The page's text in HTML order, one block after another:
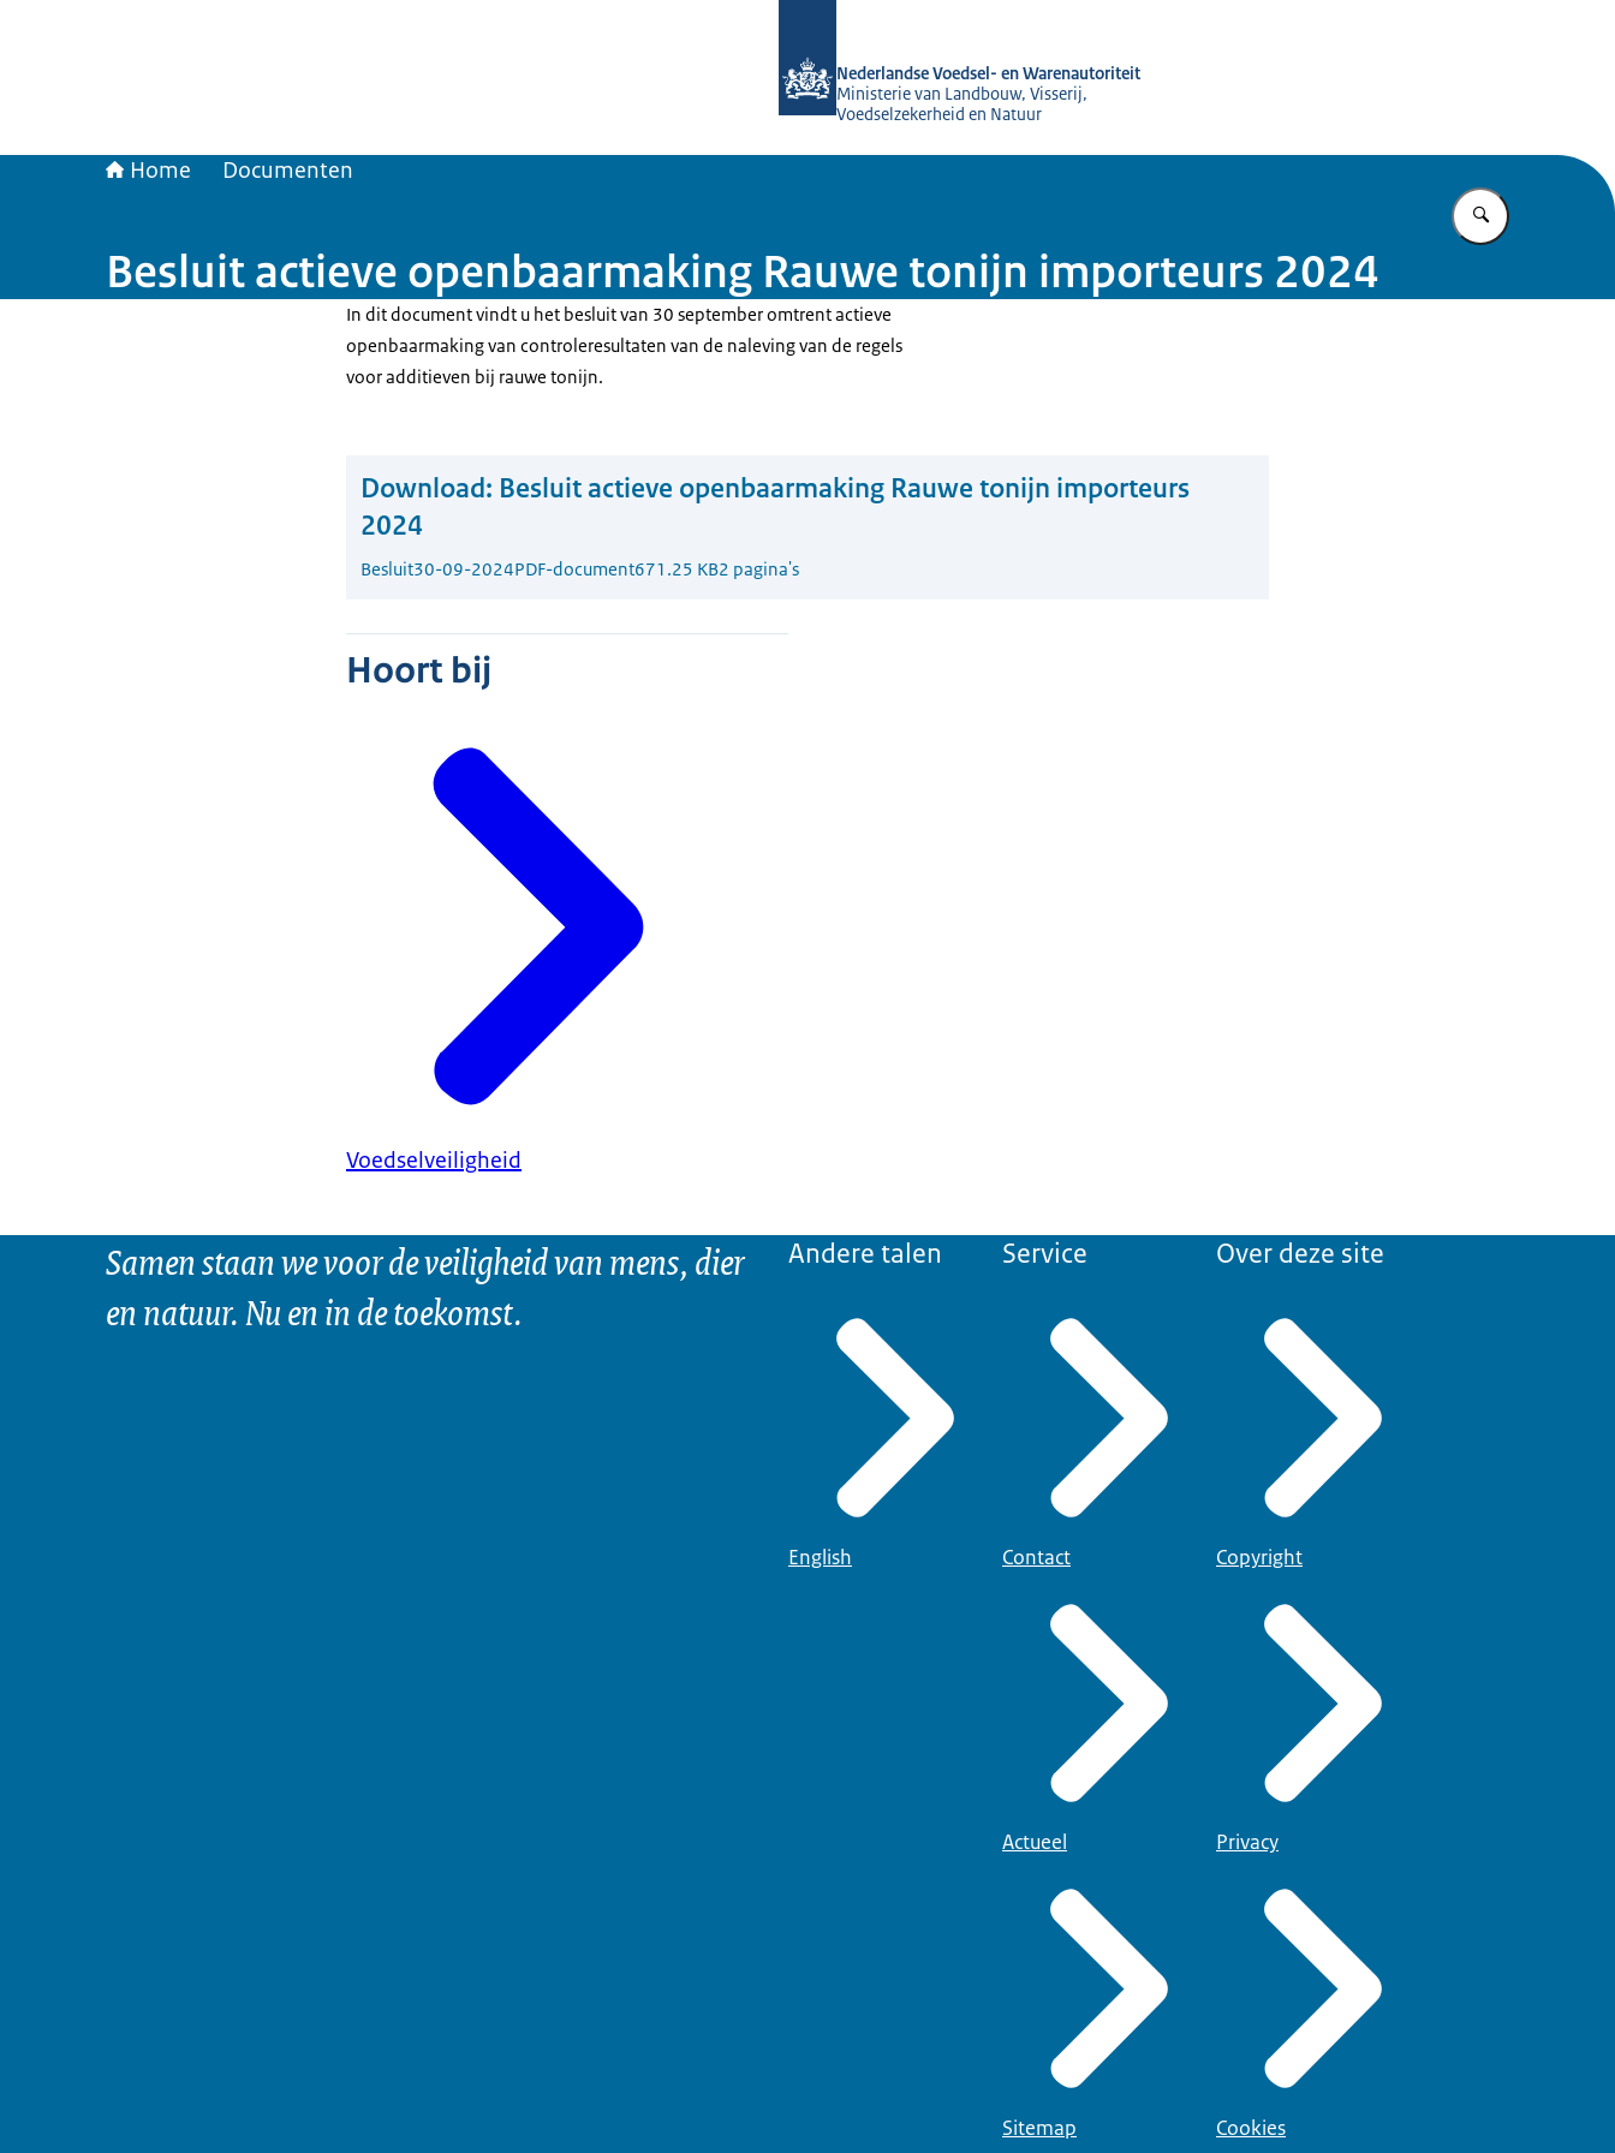
Nederlandse Voedsel- en Warenautoriteit
Ministerie van Landbouw, Visserij,
Voedselzekerheid en Natuur
Home Documenten
Vul in wat u
Besluit actieve openbaarmaking Rauwe tonijn importeurs 2024
In dit document vindt u het besluit van 30 september omtrent actieve
openbaarmaking van controleresultaten van de naleving van de regels
voor additieven bij rauwe tonijn.
Download: Besluit actieve openbaarmaking Rauwe tonijn importeurs
2024
Besluit30-09-2024PDF-document671.25 KB2 pagina's
Hoort bij
Voedselveiligheid
Samen staan we voor de veiligheid van mens, dier
en natuur. Nu en in de toekomst.
Andere talen
English
Service
Contact
Actueel
Sitemap
Over deze site
Copyright
Privacy
Cookies